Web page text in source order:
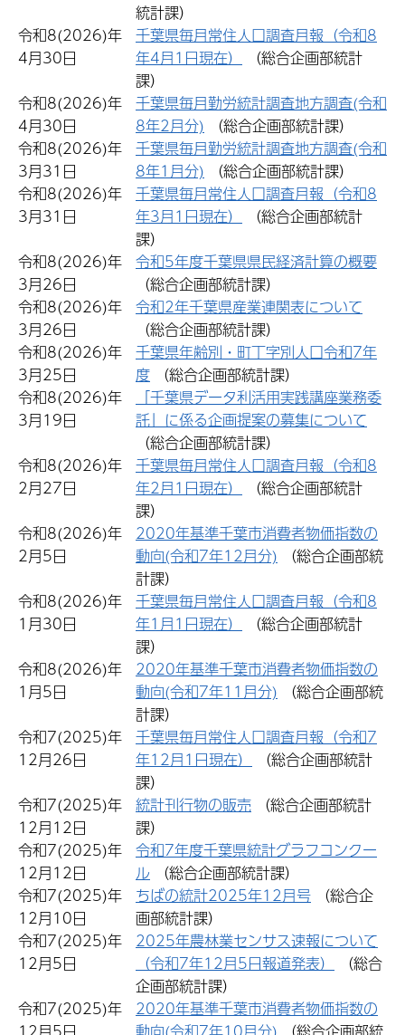
統計課）
令和8(2026)年
4月30日
千葉県毎月常住人口調査月報（令和8
年4月1日現在）
課）
令和8(2026)年
4月30日
千葉県毎月勤労統計調査地方調査(令和
8年2月分)
（総合企画部統計課）
令和8(2026)年
3月31日
千葉県毎月勤労統計調査地方調査(令和
8年1月分)
（総合企画部統計課）
令和8(2026)年
3月31日
千葉県毎月常住人口調査月報（令和8
年3月1日現在）
課）
令和8(2026)年
3月26日
令和5年度千葉県県民経済計算の概要
（総合企画部統計課）
令和8(2026)年
3月26日
令和2年千葉県産業連関表について
（総合企画部統計課）
令和8(2026)年
3月25日
千葉県年齢別・町丁字別人口令和7年
度
（総合企画部統計課）
令和8(2026)年
3月19日
「千葉県データ利活用実践講座業務委
託」に係る企画提案の募集について
（総合企画部統計課）
令和8(2026)年
2月27日
千葉県毎月常住人口調査月報（令和8
年2月1日現在）
課）
令和8(2026)年
2月5日
2020年基準千葉市消費者物価指数の
動向(令和7年12月分)
計課）
令和8(2026)年
1月30日
千葉県毎月常住人口調査月報（令和8
年1月1日現在）
課）
令和8(2026)年
1月5日
2020年基準千葉市消費者物価指数の
動向(令和7年11月分)
計課）
令和7(2025)年
12月26日
千葉県毎月常住人口調査月報（令和7
年12月1日現在）
課）
令和7(2025)年
12月12日
統計刊行物の販売
課）
令和7(2025)年
12月12日
令和7年度千葉県統計グラフコンクー
ル
（総合企画部統計課）
令和7(2025)年
12月10日
ちばの統計2025年12月号
画部統計課）
令和7(2025)年
12月5日
2025年農林業センサス速報について
（令和7年12月5日報道発表）
企画部統計課）
令和7(2025)年
2020年基準千葉市消費者物価指数の